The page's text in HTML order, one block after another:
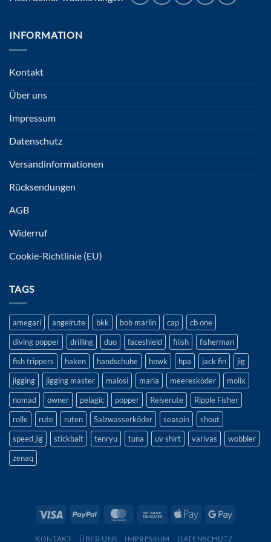
INFORMATION
Kontakt
Über uns
Impressum
Datenschutz
Versandinformationen
Rücksendungen
AGB
Widerruf
Cookie-Richtlinie (EU)
TAGS
amegari angelrute bkk bob marlin cap
cb one
diving popper
drilling duo faceshield fiiish
fisherman
fish trippers
haken handschuhe howk hpa jack fin
jig
jigging
jigging master malosi maria meeresköder
molix
nomad
owner pelagic popper Reiserute
Ripple Fisher
rolle
rute ruten Salzwasserköder seaspin
shout
speed jig
stickbait tenryu tuna uv shirt varivas
wobbler
zenaq
KONTAKT ÜBER UNS IMPRESSUM DATENSCHUTZ